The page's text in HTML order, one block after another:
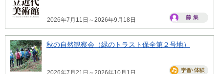
2026年7月11日～2026年9月18日
秋の自然観察会（緑のトラスト保全第２号地）